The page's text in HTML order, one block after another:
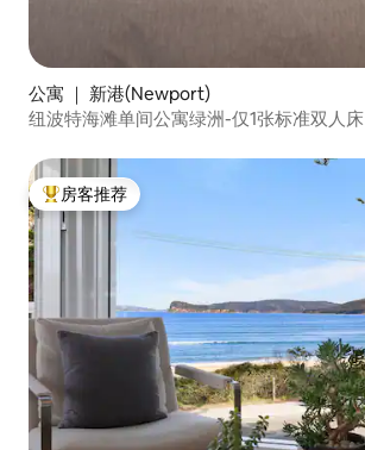
公寓 ｜ 新港(Newport)
纽波特海滩单间公寓绿洲-仅1张标准双人床
热门「房客推荐」
房客推荐